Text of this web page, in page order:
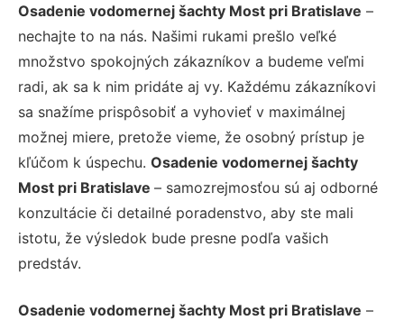
Osadenie vodomernej šachty Most pri Bratislave –
nechajte to na nás. Našimi rukami prešlo veľké
množstvo spokojných zákazníkov a budeme veľmi
radi, ak sa k nim pridáte aj vy. Každému zákazníkovi
sa snažíme prispôsobiť a vyhovieť v maximálnej
možnej miere, pretože vieme, že osobný prístup je
kľúčom k úspechu. Osadenie vodomernej šachty
Most pri Bratislave – samozrejmosťou sú aj odborné
konzultácie či detailné poradenstvo, aby ste mali
istotu, že výsledok bude presne podľa vašich
predstáv.
Osadenie vodomernej šachty Most pri Bratislave –